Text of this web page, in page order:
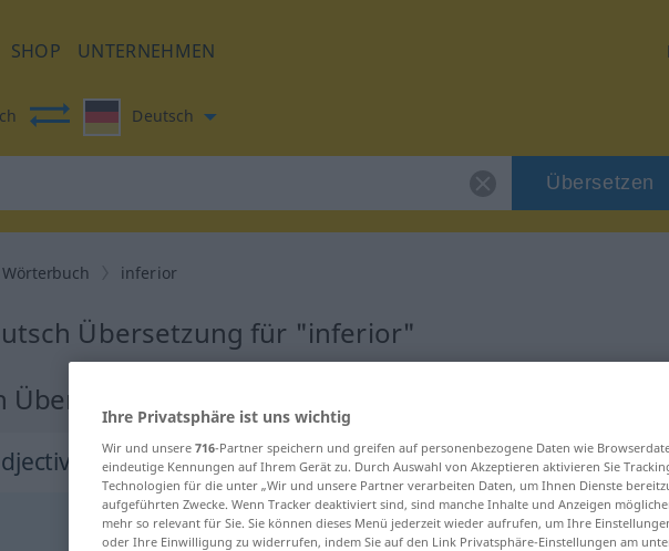
SHOP UNTERNEHMEN
Deutsch
Übersetzen
inferior
Übersetzung für "inferior"
Ihre Privatsphäre ist uns wichtig
Wir und unsere 716-Partner speichern und greifen auf personenbezogene Daten wie
eindeutige Kennungen auf Ihrem Gerät zu. Durch Auswahl von Akzeptieren aktivieren Sie
Technologien für die unter „Wir und unsere Partner verarbeiten Daten, um Ihnen Dienste
aufgeführten Zwecke. Wenn Tracker deaktiviert sind, sind manche Inhalte und Anzeigen
mehr so relevant für Sie. Sie können dieses Menü jederzeit wieder aufrufen, um Ihre
oder Ihre Einwilligung zu widerrufen, indem Sie auf den Link Privatsphäre-Einstellungen am